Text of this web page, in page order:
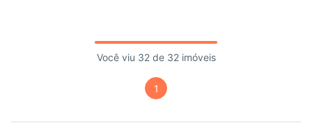
Você viu 32 de 32 imóveis
1